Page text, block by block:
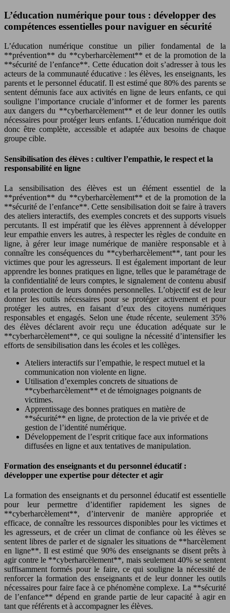
L’éducation numérique pour tous : développer des
compétences essentielles pour naviguer en sécurité
L’éducation numérique constitue un pilier fondamental de la
**prévention** du **cyberharcèlement** et de la promotion de la
**sécurité de l’enfance**. Cette éducation doit s’adresser à tous les
acteurs de la communauté éducative : les élèves, les enseignants, les
parents et le personnel éducatif. Il est estimé que 80% des parents se
sentent démunis face aux activités en ligne de leurs enfants, ce qui
souligne l’importance cruciale d’informer et de former les parents
aux dangers du **cyberharcèlement** et de leur donner les outils
nécessaires pour protéger leurs enfants. L’éducation numérique doit
donc être complète, accessible et adaptée aux besoins de chaque
groupe cible.
Sensibilisation des élèves : cultiver l’empathie, le respect et la
responsabilité en ligne
La sensibilisation des élèves est un élément essentiel de la
**prévention** du **cyberharcèlement** et de la promotion de la
**sécurité de l’enfance**. Cette sensibilisation doit se faire à travers
des ateliers interactifs, des exemples concrets et des supports visuels
percutants. Il est impératif que les élèves apprennent à développer
leur empathie envers les autres, à respecter les règles de conduite en
ligne, à gérer leur image numérique de manière responsable et à
connaître les conséquences du **cyberharcèlement**, tant pour les
victimes que pour les agresseurs. Il est également important de leur
apprendre les bonnes pratiques en ligne, telles que le paramétrage de
la confidentialité de leurs comptes, le signalement de contenu abusif
et la protection de leurs données personnelles. L’objectif est de leur
donner les outils nécessaires pour se protéger activement et pour
protéger les autres, en faisant d’eux des citoyens numériques
responsables et engagés. Selon une étude récente, seulement 35%
des élèves déclarent avoir reçu une éducation adéquate sur le
**cyberharcèlement**, ce qui souligne la nécessité d’intensifier les
efforts de sensibilisation dans les écoles et les collèges.
Ateliers interactifs sur l’empathie, le respect mutuel et la
communication non violente en ligne.
Utilisation d’exemples concrets de situations de
**cyberharcèlement** et de témoignages poignants de
victimes.
Apprentissage des bonnes pratiques en matière de
**sécurité** en ligne, de protection de la vie privée et de
gestion de l’identité numérique.
Développement de l’esprit critique face aux informations
diffusées en ligne et aux tentatives de manipulation.
Formation des enseignants et du personnel éducatif :
développer une expertise pour détecter et agir
La formation des enseignants et du personnel éducatif est essentielle
pour leur permettre d’identifier rapidement les signes de
**cyberharcèlement**, d’intervenir de manière appropriée et
efficace, de connaître les ressources disponibles pour les victimes et
les agresseurs, et de créer un climat de confiance où les élèves se
sentent libres de parler et de signaler les situations de **harcèlement
en ligne**. Il est estimé que 90% des enseignants se disent prêts à
agir contre le **cyberharcèlement**, mais seulement 40% se sentent
suffisamment formés pour le faire, ce qui souligne la nécessité de
renforcer la formation des enseignants et de leur donner les outils
nécessaires pour faire face à ce phénomène complexe. La **sécurité
de l’enfance** dépend en grande partie de leur capacité à agir en
tant que référents et à accompagner les élèves.